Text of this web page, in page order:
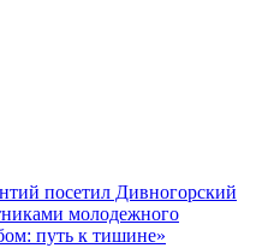
посетил Дивногорский
молодежного
путь к тишине»